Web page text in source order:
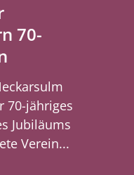
70-
70-jähriges
Jubiläums
Verein...